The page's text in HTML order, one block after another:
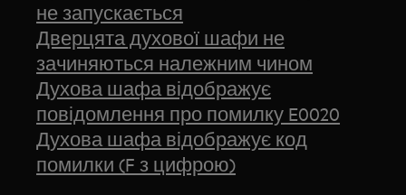
не запускається
Дверцята духової шафи не
зачиняються належним чином
Духова шафа відображує
повідомлення про помилку E0020
Духова шафа відображує код
помилки (F з цифрою)